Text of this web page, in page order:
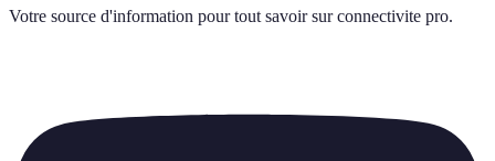
Votre source d'information pour tout savoir sur connectivite pro.